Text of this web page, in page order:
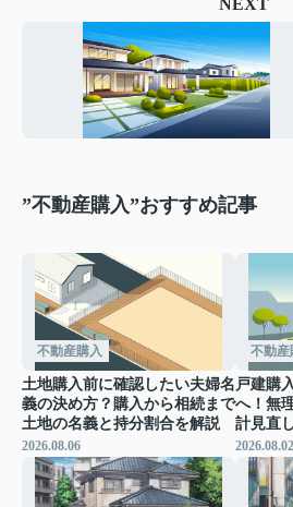
”不動産購入”おすすめ記事
不動産購入
土地購入前に確認したい夫婦名
義の決め方？購入から相続まで
土地の名義と持分割合を解説
2026.08.06
不動産
戸建購
へ！無
計見直
2026.08.02